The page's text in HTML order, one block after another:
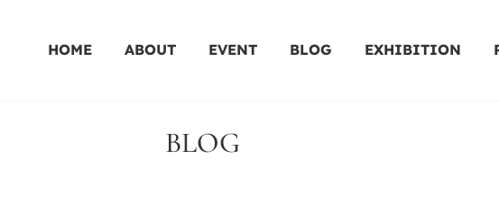
HOME ABOUT EVENT BLOG EXHIBITION
BLOG